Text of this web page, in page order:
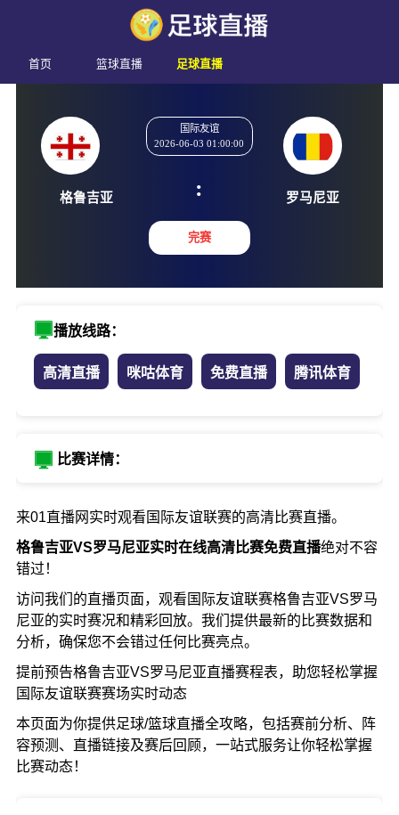
首页 篮球直播 足球直播
国际友谊
2026-06-03 01:00:00
:
完赛
播放线路：
高清直播 咪咕体育 免费直播 腾讯体育
比赛详情：
来01直播网实时观看国际友谊联赛的高清比赛直播。
格鲁吉亚VS罗马尼亚实时在线高清比赛免费直播绝对不容
错过！
访问我们的直播页面，观看国际友谊联赛格鲁吉亚VS罗马
尼亚的实时赛况和精彩回放。我们提供最新的比赛数据和
分析，确保您不会错过任何比赛亮点。
提前预告格鲁吉亚VS罗马尼亚直播赛程表，助您轻松掌握
国际友谊联赛赛场实时动态
本页面为你提供足球/篮球直播全攻略，包括赛前分析、阵
容预测、直播链接及赛后回顾，一站式服务让你轻松掌握
比赛动态！